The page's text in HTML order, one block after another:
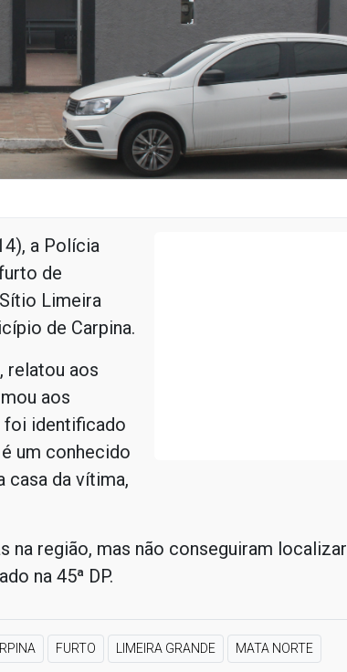
a Polícia
de
Limeira
de Carpina.
relatou aos
aos
identificado
um conhecido
casa da vítima,
na região, mas não conseguiram localizar
na 45ª DP.
FURTO LIMEIRA GRANDE MATA NORTE